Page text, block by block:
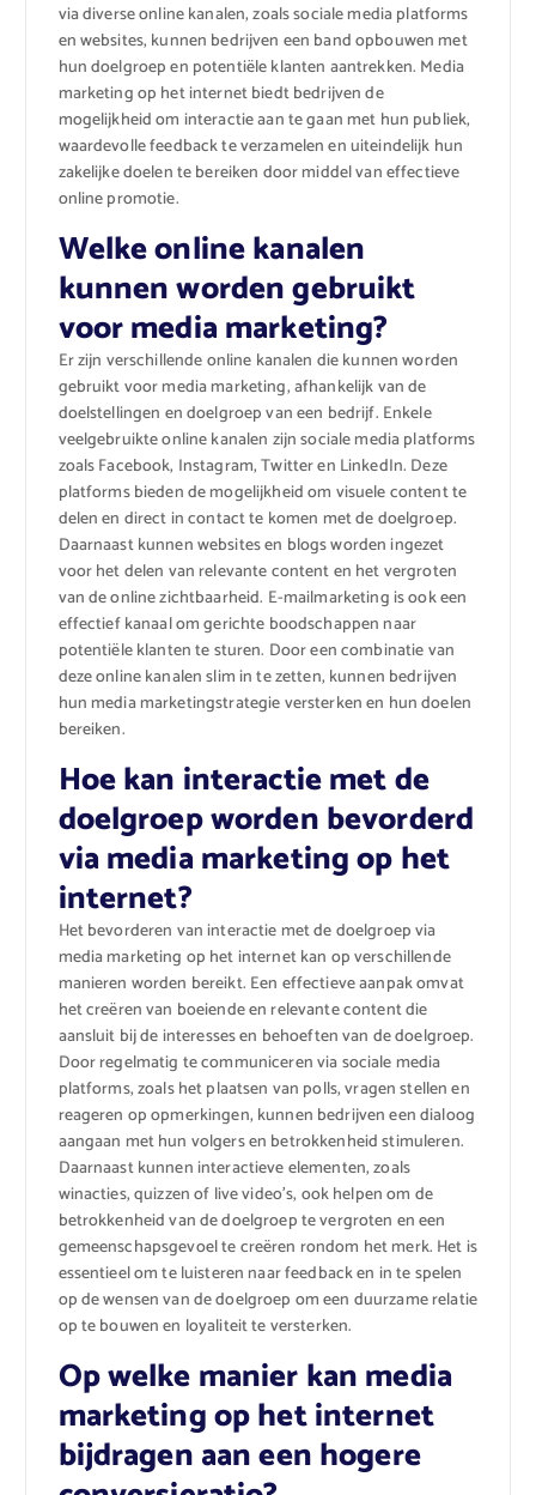
via diverse online kanalen, zoals sociale media platforms
en websites, kunnen bedrijven een band opbouwen met
hun doelgroep en potentiële klanten aantrekken. Media
marketing op het internet biedt bedrijven de
mogelijkheid om interactie aan te gaan met hun publiek,
waardevolle feedback te verzamelen en uiteindelijk hun
zakelijke doelen te bereiken door middel van effectieve
online promotie.
Welke online kanalen
kunnen worden gebruikt
voor media marketing?
Er zijn verschillende online kanalen die kunnen worden
gebruikt voor media marketing, afhankelijk van de
doelstellingen en doelgroep van een bedrijf. Enkele
veelgebruikte online kanalen zijn sociale media platforms
zoals Facebook, Instagram, Twitter en LinkedIn. Deze
platforms bieden de mogelijkheid om visuele content te
delen en direct in contact te komen met de doelgroep.
Daarnaast kunnen websites en blogs worden ingezet
voor het delen van relevante content en het vergroten
van de online zichtbaarheid. E-mailmarketing is ook een
effectief kanaal om gerichte boodschappen naar
potentiële klanten te sturen. Door een combinatie van
deze online kanalen slim in te zetten, kunnen bedrijven
hun media marketingstrategie versterken en hun doelen
bereiken.
Hoe kan interactie met de
doelgroep worden bevorderd
via media marketing op het
internet?
Het bevorderen van interactie met de doelgroep via
media marketing op het internet kan op verschillende
manieren worden bereikt. Een effectieve aanpak omvat
het creëren van boeiende en relevante content die
aansluit bij de interesses en behoeften van de doelgroep.
Door regelmatig te communiceren via sociale media
platforms, zoals het plaatsen van polls, vragen stellen en
reageren op opmerkingen, kunnen bedrijven een dialoog
aangaan met hun volgers en betrokkenheid stimuleren.
Daarnaast kunnen interactieve elementen, zoals
winacties, quizzen of live video’s, ook helpen om de
betrokkenheid van de doelgroep te vergroten en een
gemeenschapsgevoel te creëren rondom het merk. Het is
essentieel om te luisteren naar feedback en in te spelen
op de wensen van de doelgroep om een duurzame relatie
op te bouwen en loyaliteit te versterken.
Op welke manier kan media
marketing op het internet
bijdragen aan een hogere